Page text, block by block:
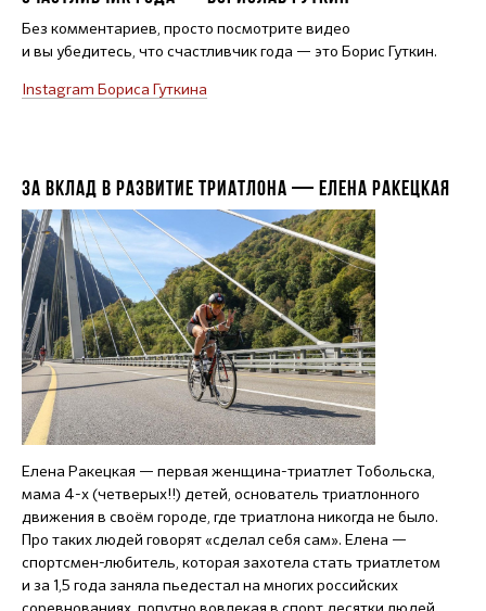
Без комментариев, просто посмотрите видео
и вы убедитесь, что счастливчик года — это Борис Гуткин.
Instagram Бориса Гуткина
ЗА ВКЛАД В РАЗВИТИЕ ТРИАТЛОНА — ЕЛЕНА РАКЕЦКАЯ
Елена Ракецкая — первая женщина-триатлет Тобольска,
мама 4-х(четверых!!) детей, основатель триатлонного
движения в своём городе, где триатлона никогда не было.
Про таких людей говорят «сделал себя сам». Елена —
спортсмен-любитель, которая захотела стать триатлетом
и за 1,5 года заняла пьедестал на многих российских